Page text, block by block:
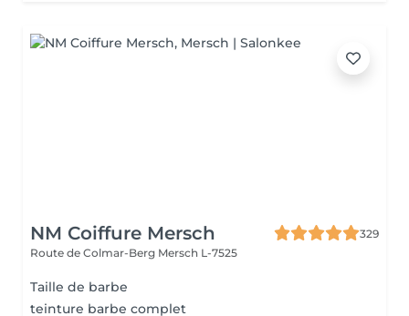
NM Coiffure Mersch
329
Route de Colmar-Berg Mersch L-7525
Taille de barbe
teinture barbe complet